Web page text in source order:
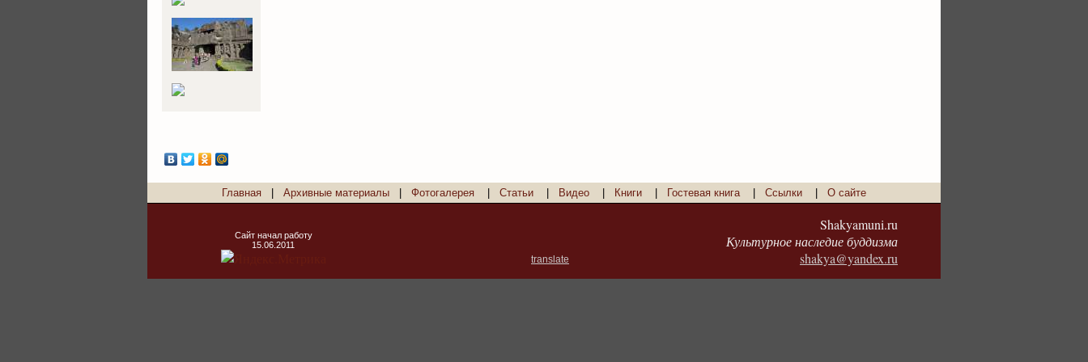
Главная Архивные материалы Фотогалерея Статьи Видео Книги Гостевая книга| Ссылки О сайте
Сайт начал работу
15.06.2011
translate
Shakyamuni.ru
Культурное наследие буддизма
shakya@yandex.ru